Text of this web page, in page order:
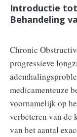
Introductie
Behandeling
Chronic
progressieve
medicamenteuze
voornamelijk op
verbeteren van de
van het aantal